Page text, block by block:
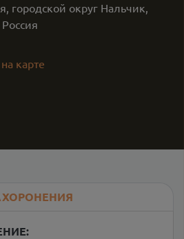
городской округ Нальчик,
на карте